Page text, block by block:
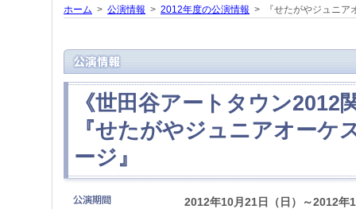
ホーム > 公演情報 > 2012年度の公演情報 > 『せたがやジュニア
《世田谷アートタウン2012
『せたがやジュニアオーケ
ージ』
2012年10月21日（日）～2012年